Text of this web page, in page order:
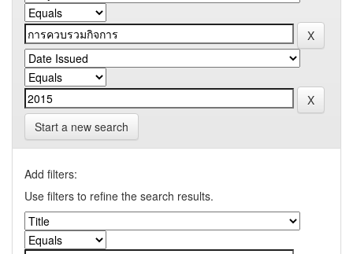
Start a new search
Add filters:
Use filters to refine the search results.